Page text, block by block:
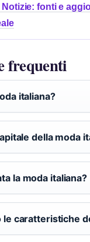
Notizie: fonti e
frequenti
italiana?
della moda
la moda italiana?
le caratteristiche